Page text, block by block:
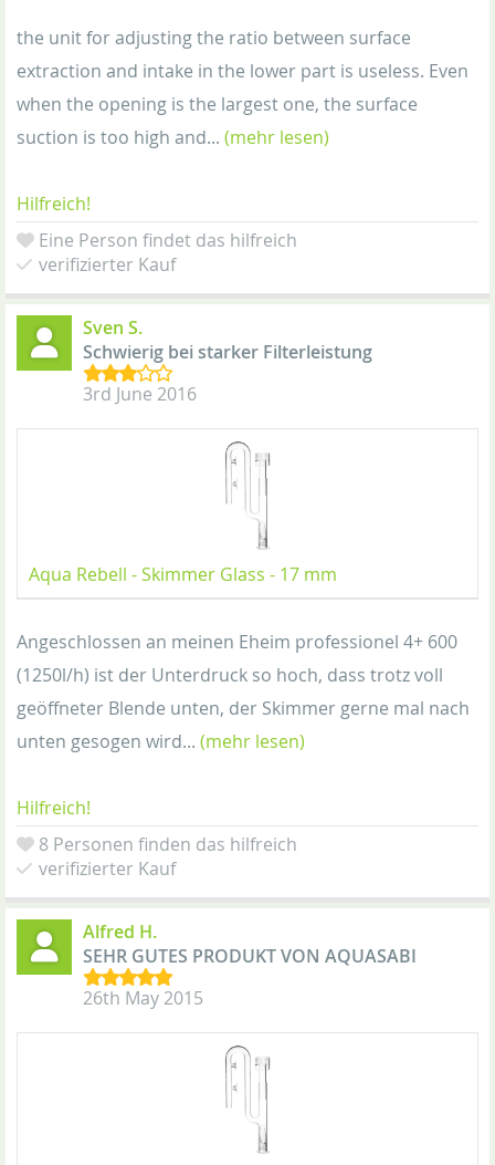
the unit for adjusting the ratio between surface
extraction and intake in the lower part is useless. Even
when the opening is the largest one, the surface
suction is too high and... (mehr lesen)
Hilfreich!
Eine Person findet das hilfreich
verifizierter Kauf
Sven S.
Schwierig bei starker Filterleistung
3rd June 2016
Aqua Rebell - Skimmer Glass - 17 mm
Angeschlossen an meinen Eheim professionel 4+ 600
(1250l/h) ist der Unterdruck so hoch, dass trotz voll
geöffneter Blende unten, der Skimmer gerne mal nach
unten gesogen wird... (mehr lesen)
Hilfreich!
8 Personen finden das hilfreich
verifizierter Kauf
Alfred H.
SEHR GUTES PRODUKT VON AQUASABI
26th May 2015